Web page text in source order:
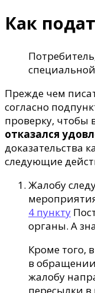
Как
Прежде чем
согласно
проверку, чтобы
отказался
доказательства
следующие
Жалобу
4 пункту
органы. А
Кроме того,
в
жалобу
пересылки в